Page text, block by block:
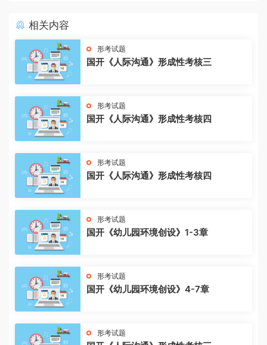
相关内容
形考试题
国开《人际沟通》形成性考核三
形考试题
国开《人际沟通》形成性考核四
形考试题
国开《人际沟通》形成性考核四
形考试题
国开《幼儿园环境创设》1-3章
形考试题
国开《幼儿园环境创设》4-7章
形考试题